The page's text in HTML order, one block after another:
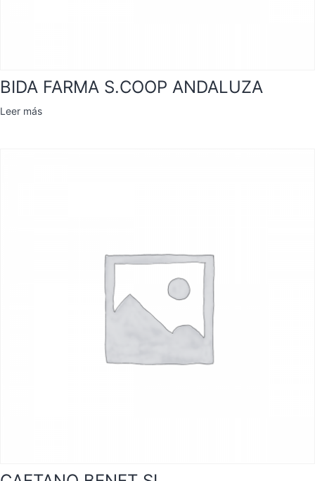
BIDA FARMA S.COOP ANDALUZA
Leer más